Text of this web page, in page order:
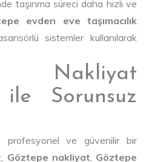
taşınma süreci daha hızlı ve
evden eve taşımacılık
sistemler kullanılarak
Nakliyat
Sorunsuz
profesyonel ve güvenilir bir
Göztepe nakliyat Göztepe